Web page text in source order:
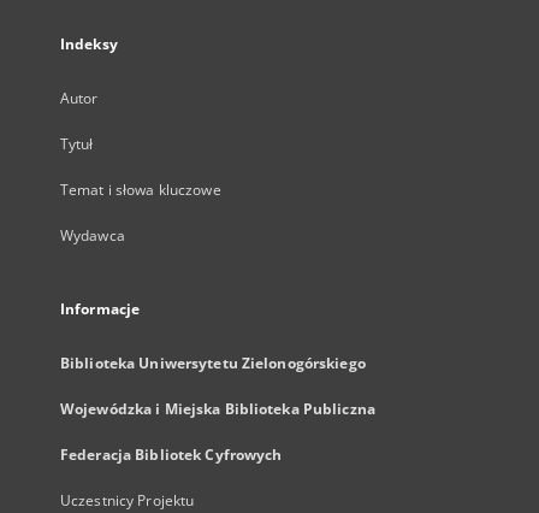
Indeksy
Autor
Tytuł
Temat i słowa kluczowe
Wydawca
Informacje
Biblioteka Uniwersytetu Zielonogórskiego
Wojewódzka i Miejska Biblioteka Publiczna
Federacja Bibliotek Cyfrowych
Uczestnicy Projektu